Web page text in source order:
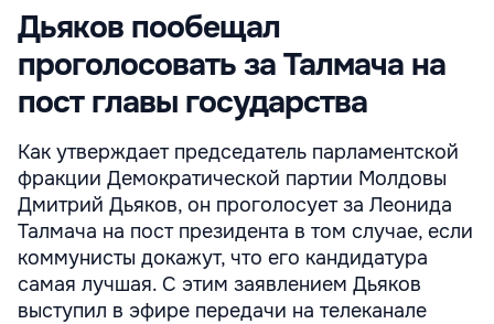
Дьяков пообещал
проголосовать за Талмача на
пост главы государства
Как утверждает председатель парламентской
фракции Демократической партии Молдовы
Дмитрий Дьяков, он проголосует за Леонида
Талмача на пост президента в том случае, если
коммунисты докажут, что его кандидатура
самая лучшая. С этим заявлением Дьяков
выступил в эфире передачи на телеканале